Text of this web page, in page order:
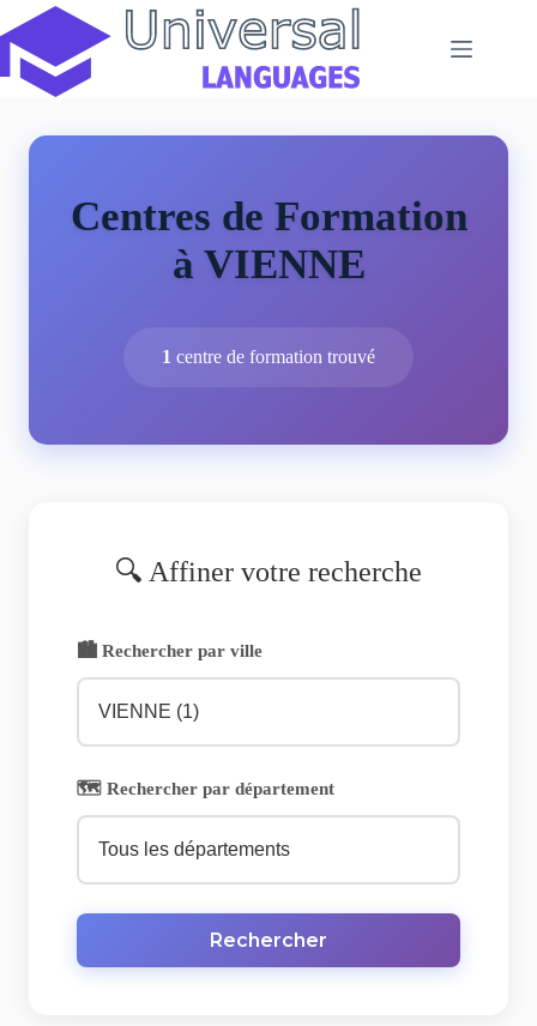
Passer
au
contenu
Centres de Formation
à VIENNE
1 centre de formation trouvé
🔍 Affiner votre recherche
🏙️ Rechercher par ville
🗺️ Rechercher par département
Rechercher